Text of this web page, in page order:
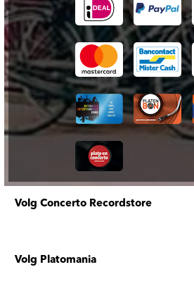
Volg Concerto Recordstore
Volg Platomania